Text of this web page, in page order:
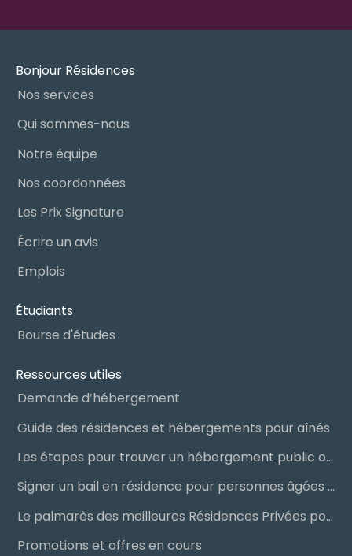
Bonjour Résidences
Nos services
Qui sommes-nous
Notre équipe
Nos coordonnées
Les Prix Signature
Écrire un avis
Emplois
Étudiants
Bourse d'études
Ressources utiles
Demande d’hébergement
Guide des résidences et hébergements pour aînés
Les étapes pour trouver un hébergement public ou privé
Signer un bail en résidence pour personnes âgées (RPA) : ce qu’il faut savoir
Le palmarès des meilleures Résidences Privées pour Aînés (RPA)
Promotions et offres en cours